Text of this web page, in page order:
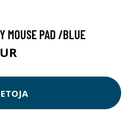
MOUSE PAD /BLUE